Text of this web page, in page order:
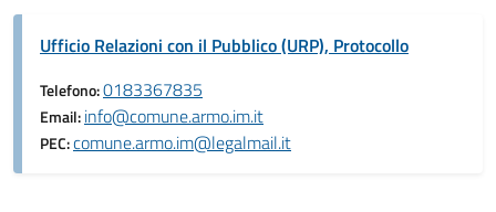
Ufficio Relazioni con il Pubblico (URP), Protocollo
Telefono:0183367835
Email:info@comune.armo.im.it
PEC:comune.armo.im@legalmail.it